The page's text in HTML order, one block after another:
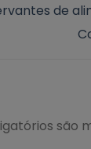
de
são